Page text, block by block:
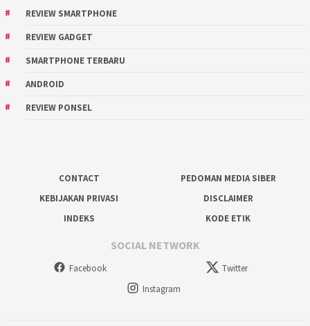
REVIEW SMARTPHONE
REVIEW GADGET
SMARTPHONE TERBARU
ANDROID
REVIEW PONSEL
CONTACT
PEDOMAN MEDIA SIBER
KEBIJAKAN PRIVASI
DISCLAIMER
INDEKS
KODE ETIK
SOCIAL NETWORK
Facebook
Twitter
Instagram